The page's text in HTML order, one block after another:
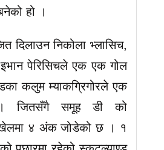
हो ।
दिलाउन निकोला भ्लासिच,
पेरिसिचले एक एक गोल
कलुम म्याकग्रिगोरले एक
जितसँगै समूह डी को
४ अंक जोडेको छ । १